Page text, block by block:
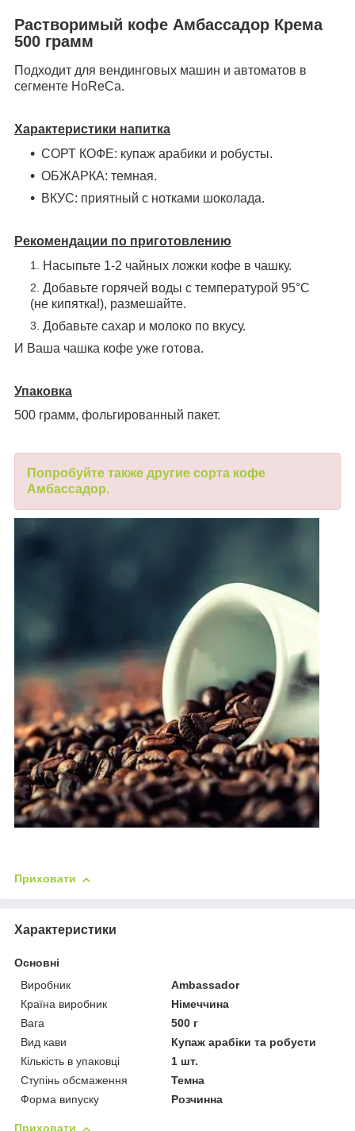
Растворимый кофе Амбассадор Крема
500 грамм
Подходит для вендинговых машин и автоматов в
сегменте HoReCa.
Характеристики напитка
СОРТ КОФЕ: купаж арабики и робусты.
ОБЖАРКА: темная.
ВКУС: приятный с нотками шоколада.
Рекомендации по приготовлению
Насыпьте 1-2 чайных ложки кофе в чашку.
Добавьте горячей воды с температурой 95°C
(не кипятка!), размешайте.
Добавьте сахар и молоко по вкусу.
И Ваша чашка кофе уже готова.
Упаковка
500 грамм, фольгированный пакет.
Попробуйте также другие сорта кофе
Амбассадор.
Приховати
Характеристики
Основні
Виробник
Ambassador
Країна виробник
Німеччина
Вага
500 г
Вид кави
Купаж арабіки та робусти
Кількість в упаковці
1 шт.
Ступінь обсмаження
Темна
Форма випуску
Розчинна
Приховати